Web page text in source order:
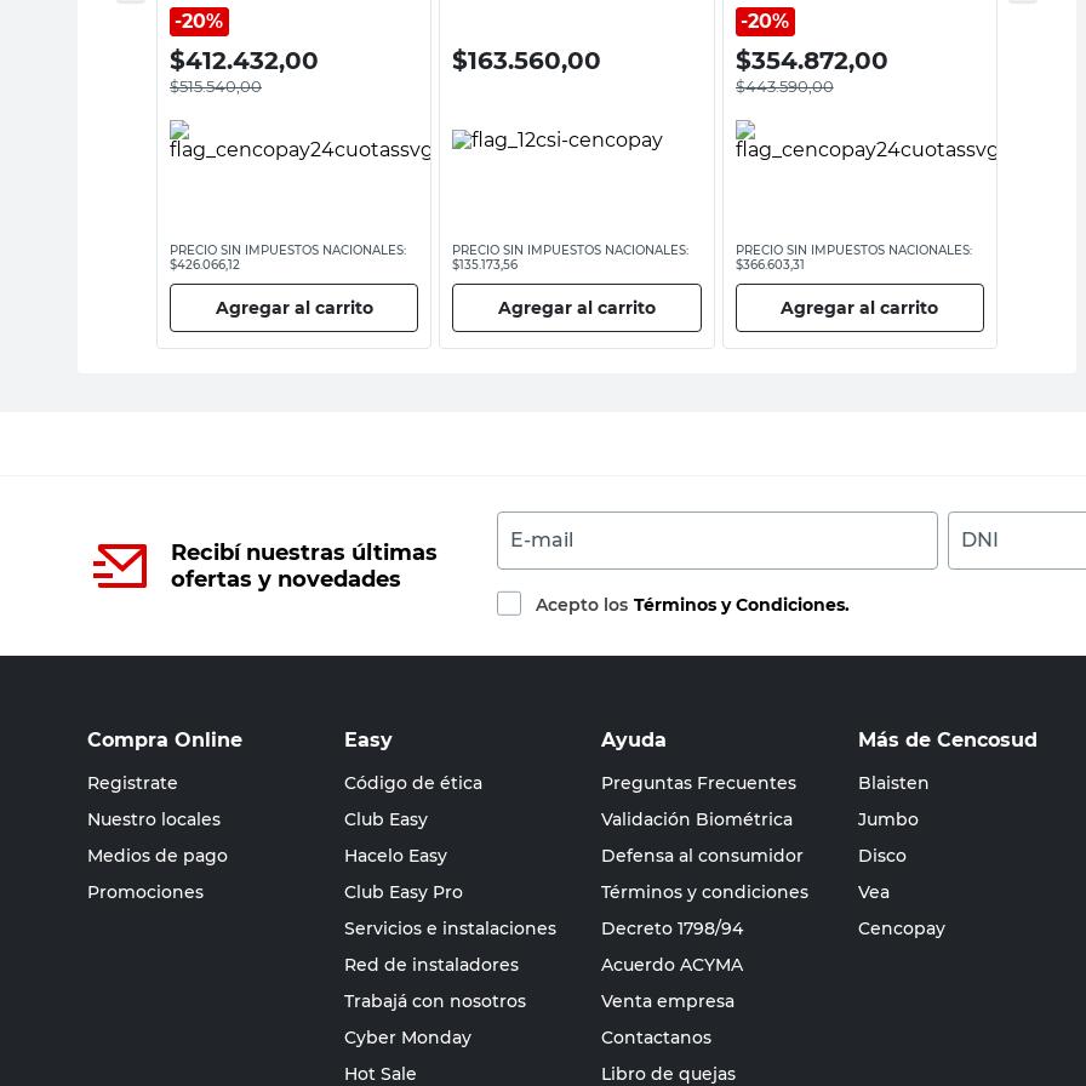
20%
$412.432,00
$515.540,00
PRECIO SIN IMPUESTOS NACIONALES:
$426.066,12
Agregar al carrito
$163.560,00
PRECIO SIN IMPUESTOS NACIONALES:
$135.173,56
Agregar al carrito
20%
$354.872,00
$443.590,00
PRECIO SIN IMPUESTOS NACIONALES:
$366.603,31
Agregar al carrito
Recibí nuestras últimas
ofertas y novedades
E-mail DNI
Acepto los Términos y Condiciones.
Compra Online
Registrate
Nuestro locales
Medios de pago
Promociones
Easy
Código de ética
Club Easy
Hacelo Easy
Club Easy Pro
Servicios e instalaciones
Red de instaladores
Trabajá con nosotros
Cyber Monday
Hot Sale
Ayuda
Preguntas Frecuentes
Validación Biométrica
Defensa al consumidor
Términos y condiciones
Decreto 1798/94
Acuerdo ACYMA
Venta empresa
Contactanos
Libro de quejas
Más de Cencosud
Blaisten
Jumbo
Disco
Vea
Cencopay